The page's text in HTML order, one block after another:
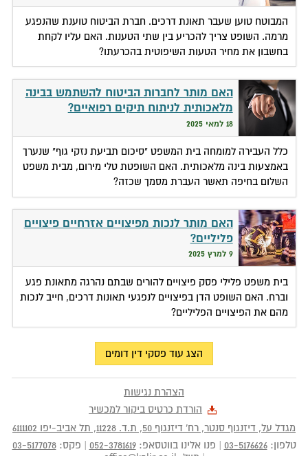
המבוטח טוען שעבר תאונת דרכים. חברת הביטוח טוענת שהנפגע
מרמה. השופט צריך להכריע בין שתי הטענות. האם עליו לקחת
בחשבון את מחיר הטעות השיפוטית בהכרעתו?
האם מותר לחברות הביטוח להשתמש בבינה
מלאכותית לניתוח תיקים רפואיים?
18 למאי 2025
כלל העבירה למומחה בית המשפט "סיכום תביעת נזקי גוף" שנערך
באמצעות בינה מלאכותית. האם השופטת טלי מירום, מבית משפט
השלום בחיפה תאשר העברת מסמך שכזה?
האם מותר לנכות מפיצויים אזרחיים פיצויים
פליליים?
9 למרץ 2025
בית משפט פלילי פסק פיצויים להורים שבתם נהרגה מתאונת פגע
וברח. האם השופט הדן בפיצויים לנפגעי תאונות דרכים, חייב לנכות
מהם את הפיצויים הפליליים?
הצג עוד פסקי דין דומים
הצהרת נגישות
הורדת כרטיס ביקור למכשיר
מגדל על, דיזנגוף סנטר, רח' דיזנגוף 50
, ת.ד. 11228
, תל אביב-יפו 6111102
טלפון:03-5176626 פנו אלינו בווטסאפ:052-3781619 פקס:03-5177078